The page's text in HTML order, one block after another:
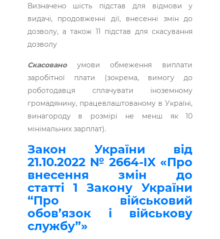
Визначено шість підстав для відмови у
видачі, продовженні дії, внесенні змін до
дозволу, а також 11 підстав для скасування
дозволу
Скасованоумови обмеження виплати
заробітної плати (зокрема, вимогу до
роботодавця сплачувати іноземному
громадянину, працевлаштованому в Україні,
винагороду в розмірі не менш як 10
мінімальних зарплат).
Закон України від
21.10.2022 № 2664-IX «Про
внесення змін до
статті 1 Закону України
“Про військовий
обов’язок і військову
службу”»